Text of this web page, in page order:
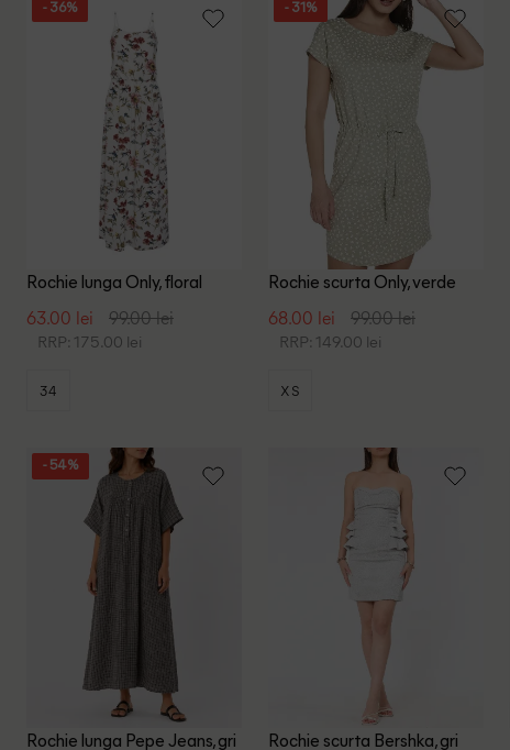
- 36%
Rochie lunga Only, floral
63.00 lei 99.00 lei
RRP: 175.00 lei
34
- 31%
Rochie scurta Only, verde
68.00 lei 99.00 lei
RRP: 149.00 lei
XS
- 54%
Rochie lunga Pepe Jeans, gri Rochie scurta Bershka, gri